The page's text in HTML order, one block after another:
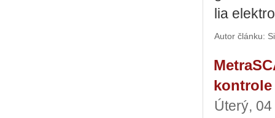
lia
Autor článku:
Úterý,